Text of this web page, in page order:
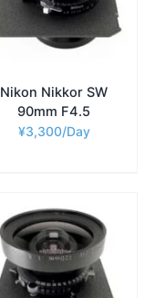
Nikon Nikkor SW
90mm F4.5
¥3,300